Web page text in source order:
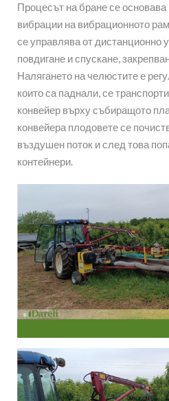
Процесът на бране се
вибрации на вибрационното
се управлява от дистанционно
повдигане и спускане,
Налягането на челюстите е
които са паднали, се
конвейер върху събиращото
конвейера плодовете се
въздушен поток и след това
контейнери.